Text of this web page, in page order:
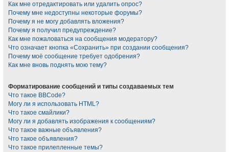
Как мне отредактировать или удалить опрос?
Почему мне недоступны некоторые форумы?
Почему я не могу добавлять вложения?
Почему я получил предупреждение?
Как мне пожаловаться на сообщения модератору?
Что означает кнопка «Сохранить» при создании сообщения?
Почему моё сообщение требует одобрения?
Как мне вновь поднять мою тему?
Форматирование сообщений и типы создаваемых тем
Что такое BBCode?
Могу ли я использовать HTML?
Что такое смайлики?
Могу ли я добавлять изображения к сообщениям?
Что такое важные объявления?
Что такое объявления?
Что такое прилепленные темы?